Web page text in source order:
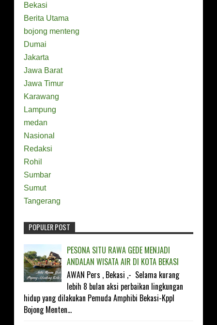
Bekasi
Berita Utama
bojong menteng
Dumai
Jakarta
Jawa Barat
Jawa Timur
Karawang
Lampung
medan
Nasional
Redaksi
Rohil
Sumbar
Sumut
Tangerang
LIKE ON FACEBOOK
SUBSCRIBE ON YOUTUBE
FOLLOW ON INSTAGRAM
POPULER POST
PESONA SITU RAWA GEDE MENJADI
ANDALAN WISATA AIR DI KOTA BEKASI
AWAN Pers , Bekasi ,- Selama kurang
lebih 8 bulan aksi perbaikan lingkungan
hidup yang dilakukan Pemuda Amphibi Bekasi-Kppl
Bojong Menten...